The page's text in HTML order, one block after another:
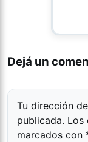
Dejá un
Tu dirección
publicada. Los
marcados con